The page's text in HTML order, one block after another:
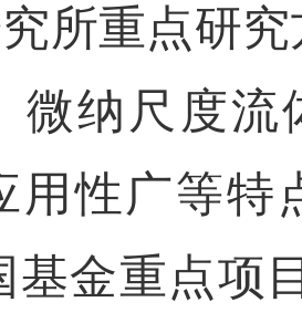
重点研究
微纳尺度
用性广等特
基金重点项